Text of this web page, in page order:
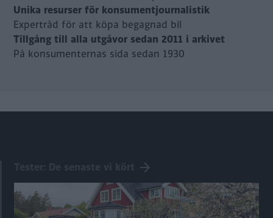
Unika resurser för konsumentjournalistik
Expertråd för att köpa begagnad bil
Tillgång till alla utgåvor sedan 2011 i arkivet
På konsumenternas sida sedan 1930